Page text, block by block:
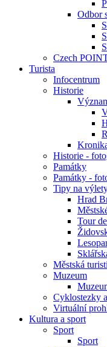
Odbor
Czech
Turista
Infocentrum
Historie
Historie -
Památky
Památky -
Tipy na
Hrad
Tour
Městská
Muzeum
Cyklostezky
Virtuální
Kultura a sport
Sport
Sport